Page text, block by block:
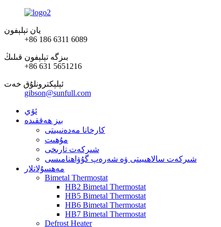
يان تېلېفون
+86 186 6311 6089
بىزگە تېلېفون قىلىڭ
+86 631 5651216
ئېلېكترونلۇق خەت
gibson@sunfull.com
ئۆي
بىز ھەققىدە
كارخانا مەدەنىيىتى
مۇھىت
شىركەت تارىخى
شىركەت سالاھىيىتى ۋە شەرەپ گۇۋاھنامىسى
مەھسۇلاتلار
Bimetal Thermostat
HB2 Bimetal Thermostat
HB5 Bimetal Thermostat
HB6 Bimetal Thermostat
HB7 Bimetal Thermostat
Defrost Heater